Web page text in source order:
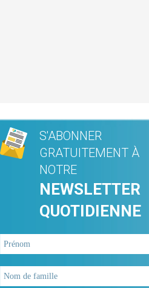
S'ABONNER
GRATUITEMENT À
NOTRE
NEWSLETTER
QUOTIDIENNE